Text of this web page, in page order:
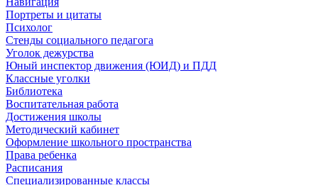
Портреты и цитаты
Психолог
Стенды социального педагога
Уголок дежурства
Юный инспектор движения (ЮИД) и ПДД
Классные уголки
Библиотека
Воспитательная работа
Достижения школы
Методический кабинет
Оформление школьного пространства
Права ребенка
Расписания
Специализированные классы